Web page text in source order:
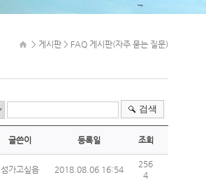
> 게시판 > FAQ 게시판(자주 묻는 질문)
검색
글쓴이 등록일 조회
섬가고싶음 2018.08.06 16:54
256
4